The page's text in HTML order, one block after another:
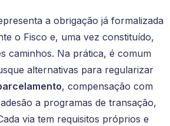
a obrigação já formalizada
o Fisco e, uma vez constituído,
caminhos. Na prática, é comum
alternativas para regularizar
, compensação com
a programas de transação,
via tem requisitos próprios e